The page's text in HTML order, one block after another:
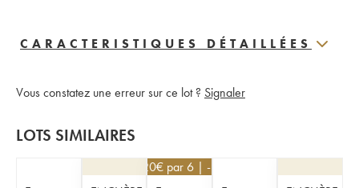
CARACTERISTIQUES DÉTAILLÉES
Vous constatez une erreur sur ce lot ? Signaler
LOTS SIMILAIRES
25,20€ par 6 | -10%